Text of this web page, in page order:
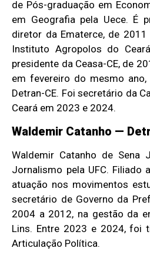
de Pós-graduação em
em Geografia pela Uece. É
diretor da Ematerce, de
Instituto Agropolos do
presidente da Ceasa-CE, de
em fevereiro do mesmo ano,
Detran-CE. Foi secretário da
Ceará em 2023 e 2024.
Waldemir Catanho —
Waldemir Catanho de Sena
Jornalismo pela UFC. Filiado
atuação nos movimentos
secretário de Governo da
2004 a 2012, na gestão da
Lins. Entre 2023 e 2024, foi
Articulação Política.